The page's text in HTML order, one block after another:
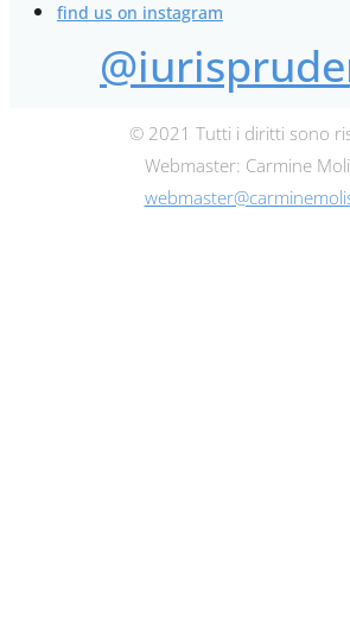
find us on instagram
© 2021 Tutti i diritti sono
Webmaster: Carmine